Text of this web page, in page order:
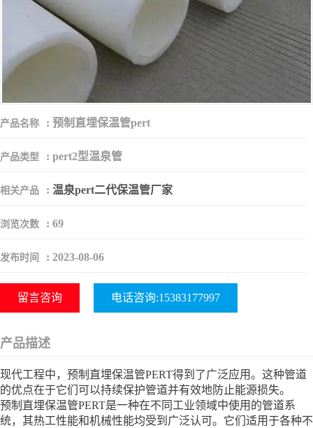
产品名称 : 预制直埋保温管pert
产品类型 : pert2型温泉管
相关产品 : 温泉pert二代保温管厂家
浏览次数 : 69
发布时间 : 2023-08-06
留言咨询 电话咨询:15383177997
产品描述
现代工程中，预制直埋保温管PERT得到了广泛应用。这种管道
的优点在于它们可以持续保护管道并有效地防止能源损失。
预制直埋保温管PERT是一种在不同工业领域中使用的管道系
统，其热工性能和机械性能均受到广泛认可。它们适用于各种不